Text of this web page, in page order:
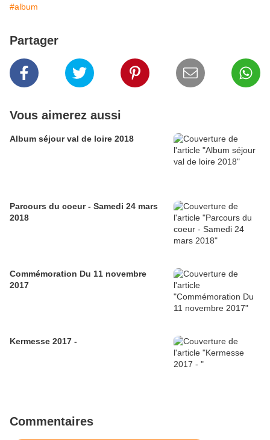
#album
Partager
Vous aimerez aussi
Album séjour val de loire 2018
Parcours du coeur - Samedi 24 mars
2018
Commémoration Du 11 novembre
2017
Kermesse 2017 -
Commentaires